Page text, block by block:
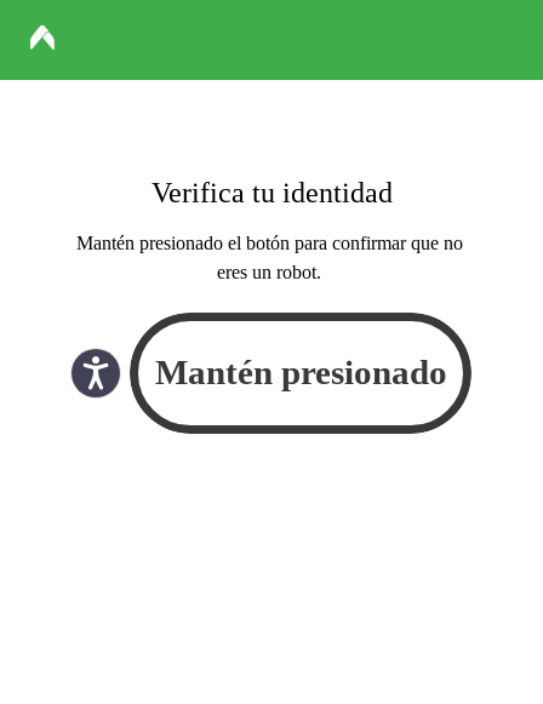
Verifica tu identidad
Mantén presionado el botón para confirmar que no
eres un robot.